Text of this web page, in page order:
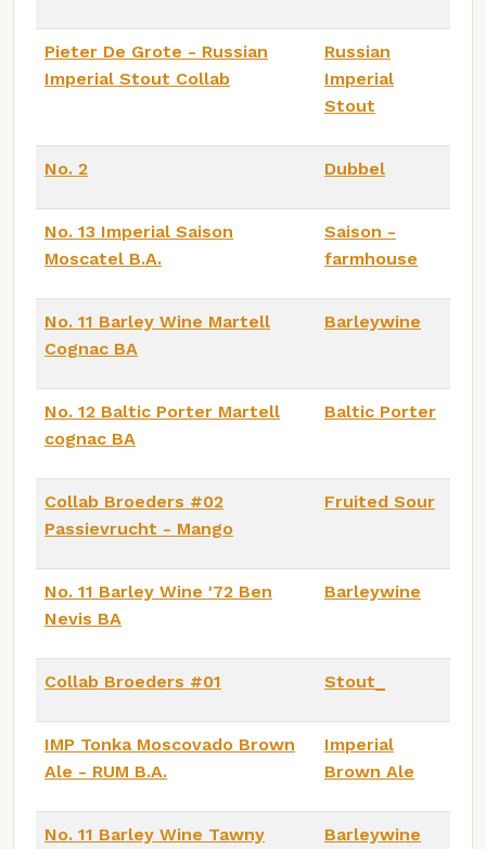
Pieter De Grote - Russian
Imperial Stout Collab
Russian
Imperial
Stout
No. 2 Dubbel
No. 13 Imperial Saison
Moscatel B.A.
Saison -
farmhouse
No. 11 Barley Wine Martell
Cognac BA
Barleywine
No. 12 Baltic Porter Martell
cognac BA
Baltic Porter
Collab Broeders #02
Passievrucht - Mango
Fruited Sour
No. 11 Barley Wine '72 Ben
Nevis BA
Barleywine
Collab Broeders #01 Stout_
IMP Tonka Moscovado Brown
Ale - RUM B.A.
Imperial
Brown Ale
No. 11 Barley Wine Tawny
Barleywine